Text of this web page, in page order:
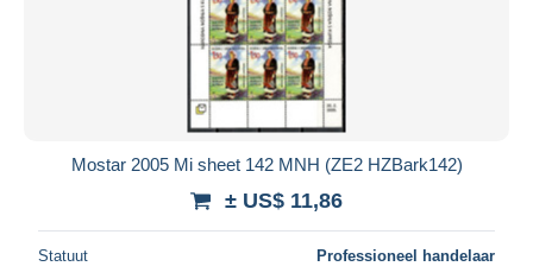
Mostar 2005 Mi sheet 142 MNH (ZE2 HZBark142)
± US$ 11,86
Statuut Professioneel handelaar